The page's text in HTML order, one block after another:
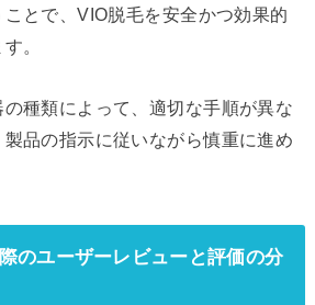
とで、VIO脱毛を安全かつ効果的
。
種類によって、適切な手順が異な
品の指示に従いながら慎重に進め
のユーザーレビューと評価の分